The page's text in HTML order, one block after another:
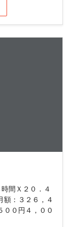
間Ｘ２０．４
額：３２６，４
００円４，００